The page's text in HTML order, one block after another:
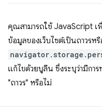
คุณสามารถใช้ JavaScript เ
ข้อมูลของเว็บไซต์เป็นถาวรหรื
แก้ไขด้วยบูลีน ซึ่งระบุว่ามีกา
"ถาวร" หรือไม่